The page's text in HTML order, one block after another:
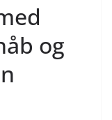
og